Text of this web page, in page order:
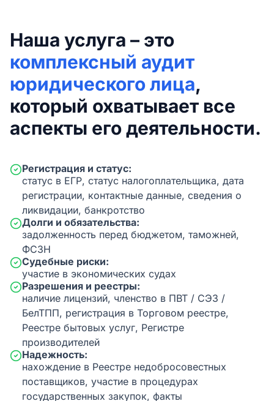
Наша услуга – это
комплексный аудит
юридического лица,
который охватывает все
аспекты его деятельности.
Регистрация и статус:
статус в ЕГР, статус налогоплательщика, дата
регистрации, контактные данные, сведения о
ликвидации, банкротство
Долги и обязательства:
задолженность перед бюджетом, таможней,
ФСЗН
Судебные риски:
участие в экономических судах
Разрешения и реестры:
наличие лицензий, членство в ПВТ / СЭЗ /
БелТПП, регистрация в Торговом реестре,
Реестре бытовых услуг, Регистре
производителей
Надежность:
нахождение в Реестре недобросовестных
поставщиков, участие в процедурах
государственных закупок, факты